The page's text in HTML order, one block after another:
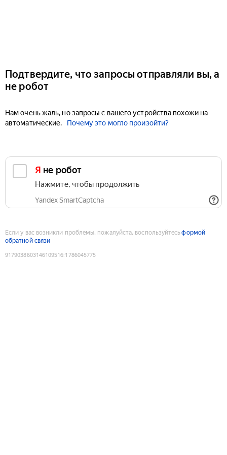
Подтвердите, что запросы отправляли вы, а
не робот
Нам очень жаль, но запросы с вашего устройства похожи на
автоматические.
Почему это могло произойти?
Я не робот
Нажмите, чтобы продолжить
Yandex SmartCaptcha
Если у вас возникли проблемы, пожалуйста, воспользуйтесьформой
обратной связи
9179038603146109516:1786045775